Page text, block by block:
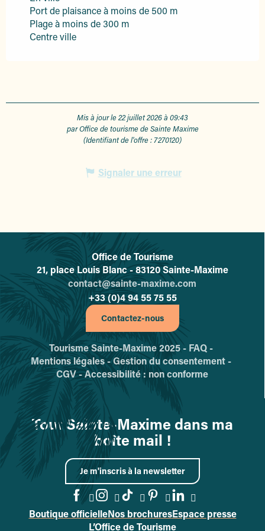
Port de plaisance à moins de 500 m
Plage à moins de 300 m
Centre ville
Mis à jour le 22 juillet 2026 à 09:43
par Office de tourisme de Sainte Maxime
(Identifiant de l'offre :7270120)
Signaler une erreur
L'office de tourisme de Sainte-
Office de Tourisme
21, place Louis Blanc - 83120 Sainte-Maxime
contact@sainte-maxime.com
+33 (0)4 94 55 75 55
Contactez-nous
Tourisme Sainte-Maxime 2025 - FAQ -
Mentions légales -Gestion du consentement -
CGV -Accessibilité : non conforme
Tout Sainte-Maxime dans ma
boîte mail !
Je m'inscris à la newsletter
Accéder à la page Facebook
Accéder à la page
Accéder à la page
Accéder à la
Accéder à la
Boutique officielleNos brochuresEspace presse
L’Office de Tourisme